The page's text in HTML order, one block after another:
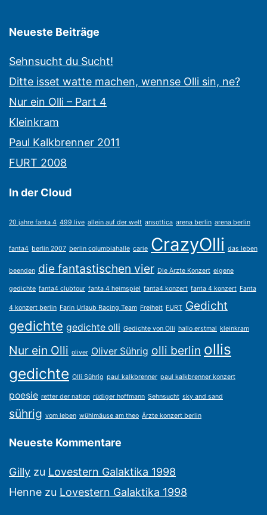
Neueste Beiträge
Sehnsucht du Sucht!
Ditte isset watte machen, wennse Olli sin, ne?
Nur ein Olli – Part 4
Kleinkram
Paul Kalkbrenner 2011
FURT 2008
In der Cloud
20 jahre fanta 4 499 live allein auf der welt ansottica arena berlin arena berlin
fanta4 berlin 2007 berlin columbiahalle carie CrazyOlli das leben
beenden die fantastischen vier Die Ärzte Konzert eigene
gedichte fanta4 clubtour fanta 4 heimspiel fanta4 konzert fanta 4 konzert Fanta
4 konzert berlin Farin Urlaub Racing Team Freiheit FURT Gedicht
gedichte gedichte olli Gedichte von Olli hallo erstmal kleinkram
Nur ein Olli oliver Oliver Sührig olli berlin ollis
gedichte Olli Sührig paul kalkbrenner paul kalkbrenner konzert
poesie retter der nation rüdiger hoffmann Sehnsucht sky and sand
sührig vom leben wühlmäuse am theo Ärzte konzert berlin
Neueste Kommentare
Gilly zu Lovestern Galaktika 1998
Henne zu Lovestern Galaktika 1998